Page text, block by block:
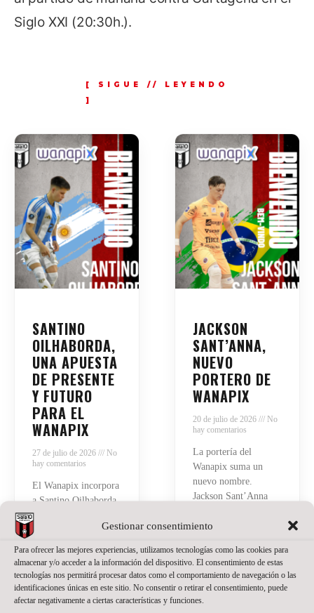
Gestionar consentimiento
Para ofrecer las mejores experiencias, utilizamos tecnologías como las cookies para
almacenar y/o acceder a la información del dispositivo. El consentimiento de estas
tecnologías nos permitirá procesar datos como el comportamiento de navegación o las
identificaciones únicas en este sitio. No consentir o retirar el consentimiento, puede
afectar negativamente a ciertas características y funciones.
Siglo XXI (20:30h.).
SANTINO
OILHABORDA,
UNA APUESTA
DE PRESENTE
Y FUTURO
PARA EL
WANAPIX
27 de julio de 2026
No
hay comentarios
El Wanapix incorpora
a Santino Oilhaborda
para la temporada
2026/27. El ala
diestro argentino llega
procedente de Ferro y
afrontará en Zaragoza
su primera
experiencia en el
JACKSON
SANT’ANNA,
NUEVO
PORTERO DE
WANAPIX
20 de julio de 2026
No
hay comentarios
La portería del
Wanapix suma un
nuevo nombre.
Jackson Sant’Anna
camiseta en la
a Primera División.
El brasileño, de 23
años, llega a Zaragoza
después de varias